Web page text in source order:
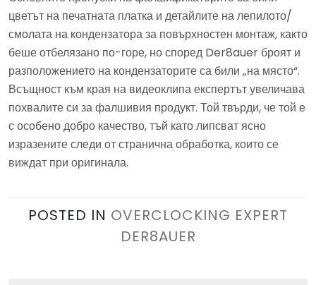
цветът на печатната платка и детайлите на лепилото/
смолата на кондензатора за повърхностен монтаж, както
беше отбелязано по-горе, но според Der8auer броят и
разположението на кондензаторите са били „на място“.
Всъщност към края на видеоклипа експертът увеличава
похвалите си за фалшивия продукт. Той твърди, че той е
с особено добро качество, тъй като липсват ясно
изразените следи от странична обработка, които се
виждат при оригинала.
POSTED IN OVERCLOCKING EXPERT
DER8AUER